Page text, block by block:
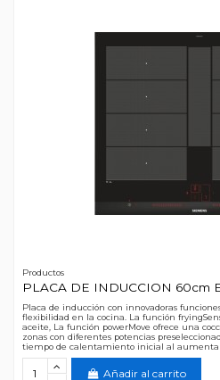
Productos
PLACA DE INDUCCION 60cm
Placa de inducción con innovadoras
flexibilidad en la cocina. La función
aceite, La función powerMove ofrece una
zonas con diferentes potencias
tiempo de calentamiento inicial al
Añadir al carrito